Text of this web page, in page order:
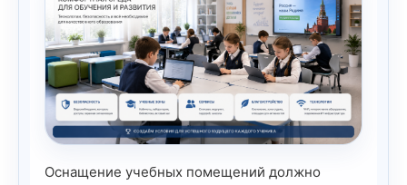
Оснащение учебных помещений должно